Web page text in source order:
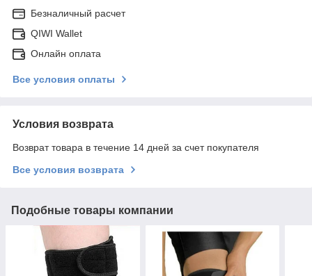
Безналичный расчет
QIWI Wallet
Онлайн оплата
Все условия оплаты
Условия возврата
Возврат товара в течение 14 дней за счет покупателя
Все условия возврата
Подобные товары компании